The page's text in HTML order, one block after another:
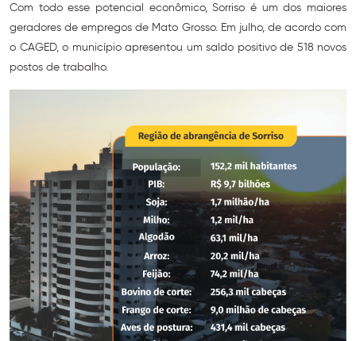
Com todo esse potencial econômico, Sorriso é um dos maiores
geradores de empregos de Mato Grosso. Em julho, de acordo com
o CAGED, o município apresentou um saldo positivo de 518 novos
postos de trabalho.